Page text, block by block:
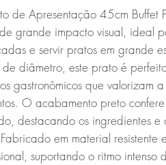
de Apresentação 45cm Buffet
grande impacto visual, ideal
e servir pratos em grande
diâmetro, este prato é
gastronômicos que valorizam
O acabamento preto
destacando os ingredientes e
em material
suportando o ritmo intenso